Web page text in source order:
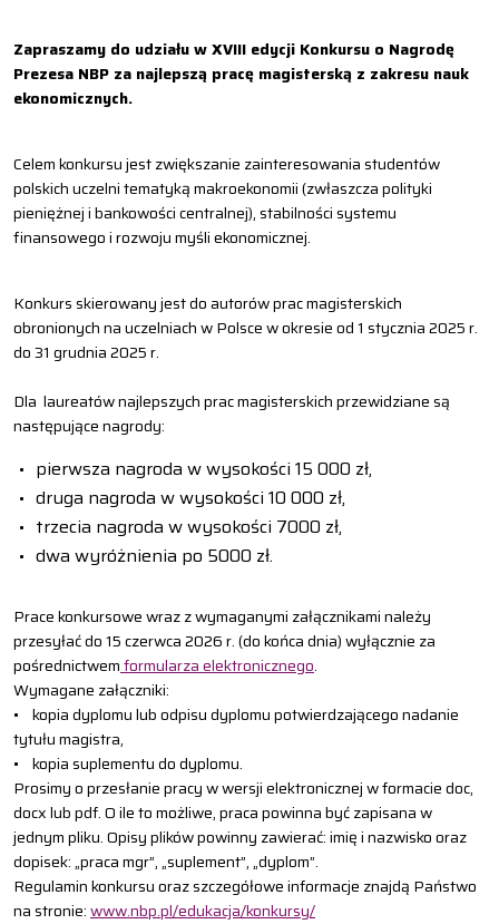
Zapraszamy do udziału w XVIII edycji Konkursu o Nagrodę
Prezesa NBP za najlepszą pracę magisterską z zakresu nauk
ekonomicznych.
Celem konkursu jest zwiększanie zainteresowania studentów
polskich uczelni tematyką makroekonomii (zwłaszcza polityki
pieniężnej i bankowości centralnej), stabilności systemu
finansowego i rozwoju myśli ekonomicznej.
Konkurs skierowany jest do autorów prac magisterskich
obronionych na uczelniach w Polsce w okresie od 1 stycznia 2025 r.
do 31 grudnia 2025 r.
Dla laureatów najlepszych prac magisterskich przewidziane są
następujące nagrody:
pierwsza nagroda w wysokości 15 000 zł,
druga nagroda w wysokości 10 000 zł,
trzecia nagroda w wysokości 7000 zł,
dwa wyróżnienia po 5000 zł.
Prace konkursowe wraz z wymaganymi załącznikami należy
przesyłać do 15 czerwca 2026 r. (do końca dnia) wyłącznie za
pośrednictwemformularza elektronicznego.
Wymagane załączniki:
• kopia dyplomu lub odpisu dyplomu potwierdzającego nadanie
tytułu magistra,
• kopia suplementu do dyplomu.
Prosimy o przesłanie pracy w wersji elektronicznej w formacie doc,
docx lub pdf. O ile to możliwe, praca powinna być zapisana w
jednym pliku. Opisy plików powinny zawierać: imię i nazwisko oraz
dopisek: „praca mgr”, „suplement”, „dyplom”.
Regulamin konkursu oraz szczegółowe informacje znajdą Państwo
na stronie:www.nbp.pl/edukacja/konkursy/